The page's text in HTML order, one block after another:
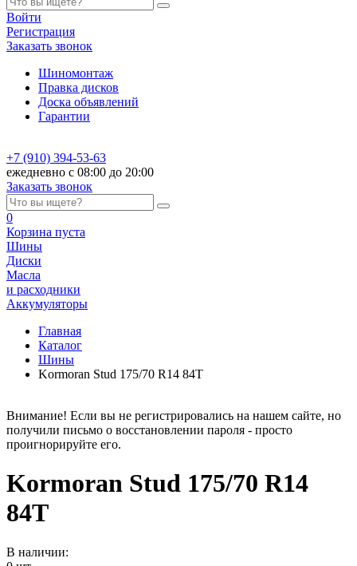
Войти
Регистрация
Заказать звонок
Шиномонтаж
Правка дисков
Доска объявлений
Гарантии
+7 (910) 394-53-63
ежедневно с 08:00 до 20:00
Заказать звонок
0
Корзина пуста
Шины
Диски
Масла
и расходники
Аккумуляторы
Главная
Каталог
Шины
Kormoran Stud 175/70 R14 84T
Внимание! Если вы не регистрировались на нашем сайте, но
получили письмо о восстановлении пароля - просто
проигнорируйте его.
Kormoran Stud 175/70 R14
84T
В наличии: